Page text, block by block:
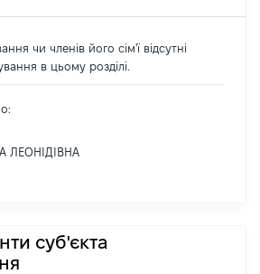
чи членів його сім'ї відсутні
в цьому розділі.
ЛЕОНІДІВНА
суб'єкта